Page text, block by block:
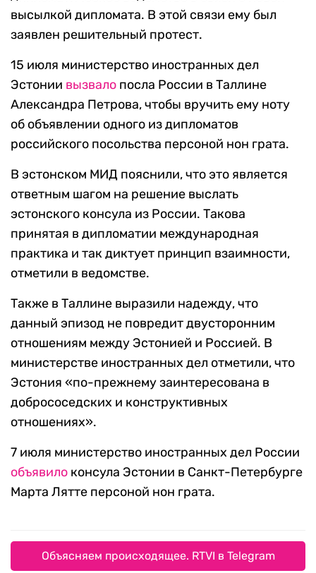
высылкой дипломата. В этой связи ему был
заявлен решительный протест.
15 июля министерство иностранных дел
Эстонии вызвало посла России в Таллине
Александра Петрова, чтобы вручить ему ноту
об объявлении одного из дипломатов
российского посольства персоной нон грата.
В эстонском МИД пояснили, что это является
ответным шагом на решение выслать
эстонского консула из России. Такова
принятая в дипломатии международная
практика и так диктует принцип взаимности,
отметили в ведомстве.
Также в Таллине выразили надежду, что
данный эпизод не повредит двусторонним
отношениям между Эстонией и Россией. В
министерстве иностранных дел отметили, что
Эстония «по-прежнему заинтересована в
добрососедских и конструктивных
отношениях».
7 июля министерство иностранных дел России
объявило консула Эстонии в Санкт-Петербурге
Марта Лятте персоной нон грата.
Объясняем происходящее. RTVI в Telegram